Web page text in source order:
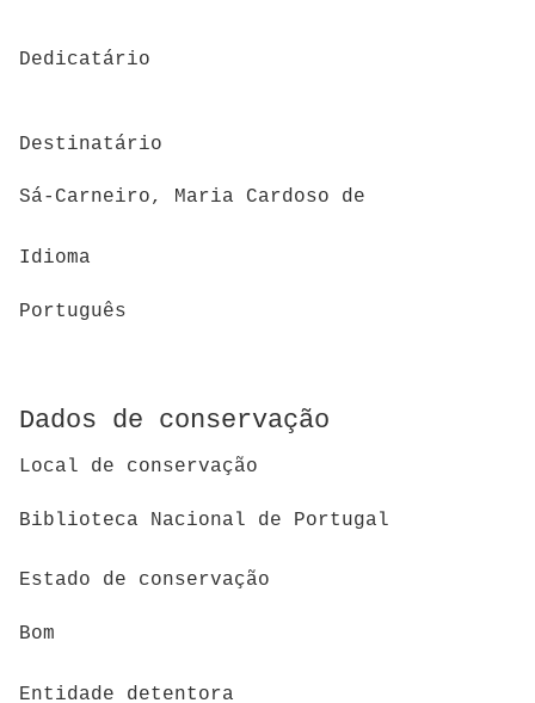
Dedicatário
Destinatário
Sá-Carneiro, Maria Cardoso de
Idioma
Português
Dados de conservação
Local de conservação
Biblioteca Nacional de Portugal
Estado de conservação
Bom
Entidade detentora